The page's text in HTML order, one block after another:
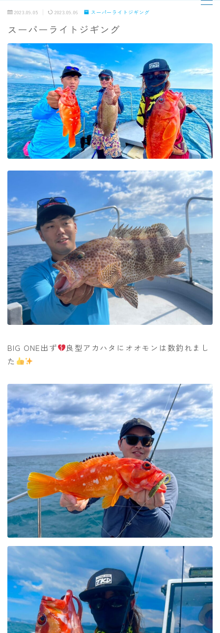
MENU
TOPページ
出船までの流れ
最新釣果
船の紹介
予約状況
2023.09.05 2023.09.06 スーパーライトジギング
スーパーライトジギング
BIG ONE出ず
良型アカハタにオオモンは数釣れまし
た